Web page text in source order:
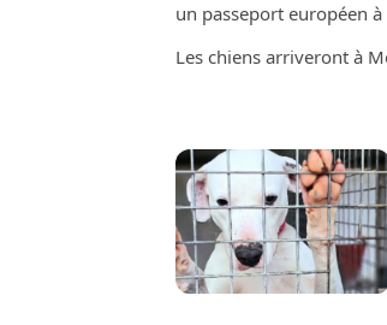
un passeport européen
Les chiens arriveront à